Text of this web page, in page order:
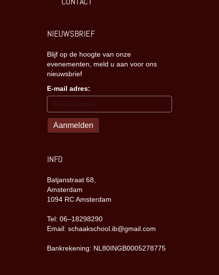
NIEUWSBRIEF
Blijf op de hoogte van onze
evenementen, meld u aan voor ons
nieuwsbrief
E-mail adres:
INFO
Batjanstraat 68,
Amsterdam
1094 RC Amsterdam
Tel: 06–18298290
Email: schaakschool.ib@gmail.com
Bankrekening: NL80INGB0005278775